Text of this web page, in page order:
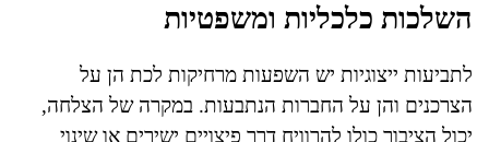
השלכות כלכליות ומשפטיות
לתביעות ייצוגיות יש השפעות מרחיקות לכת הן על
הצרכנים והן על החברות הנתבעות. במקרה של הצלחה,
יכול הציבור כולו להרוויח דרך פיצויים ישירים או שינוי